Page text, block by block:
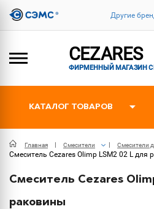
Другие
CEZARES
ФИРМЕННЫЙ МАГАЗИН
КАТАЛОГ ТОВАРОВ
Главная Смесители Смесители
Смеситель Cezares Olimp LSM2 02 L для
Смеситель Cezares
раковины